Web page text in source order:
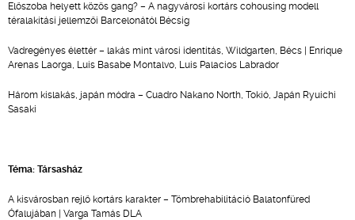
Előszoba helyett közös gang? – A nagyvárosi kortárs cohousing modell
téralakítási jellemzői Barcelonától Bécsig
Vadregényes élettér – lakás mint városi identitás, Wildgarten, Bécs | Enrique
Arenas Laorga, Luis Basabe Montalvo, Luis Palacios Labrador
Három kislakás, japán módra – Cuadro Nakano North, Tokió, Japán Ryuichi
Sasaki
Téma: Társasház
A kisvárosban rejlő kortárs karakter – Tömbrehabilitáció Balatonfüred
Ófalujában | Varga Tamás DLA